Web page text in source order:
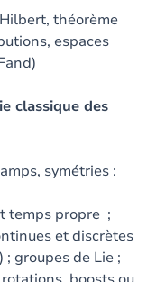
théorème
espaces
classique des
symétries :
temps propre ;
et discrètes
groupes de Lie ;